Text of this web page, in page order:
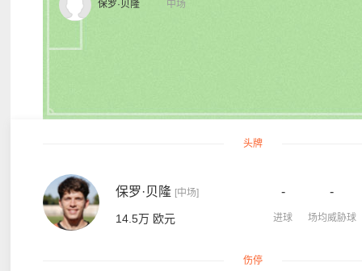
中场
保罗·贝隆
头牌
保罗·贝隆 [中场]
14.5万 欧元
-
进球
-
场均威胁球
伤停